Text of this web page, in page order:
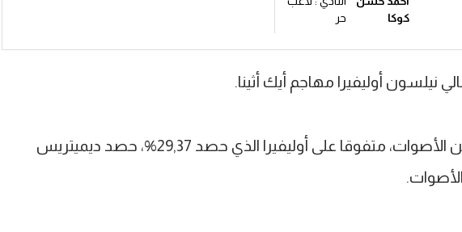
كوكا
حر
نيلسون أوليفيرا مهاجم أيك أثينا.
وحصد كوكا 58,92% من الأصوات، متفوقا على أوليفيرا الذي حصد 29,37%، حصد ديميتريس